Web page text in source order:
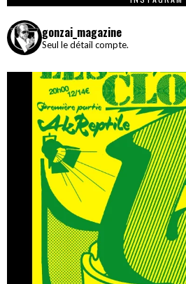
gonzai_magazine
Seul le détail compte.